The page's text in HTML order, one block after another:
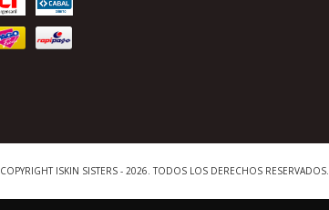
COPYRIGHT ISKIN SISTERS - 2026. TODOS LOS DERECHOS RESERVADOS.